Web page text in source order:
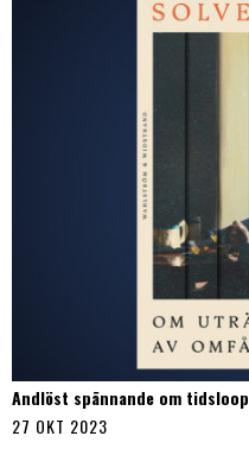
Andlöst spännande om tidsloop
27 OKT 2023